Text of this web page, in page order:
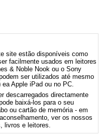
site estão disponíveis como
facilmente usados ​​em leitores
& Noble Nook ou o Sony
ser utilizados até mesmo
Apple iPad ou no PC.
descarregados directamente
baixá-los para o seu
ou cartão de memória - em
ver os nossos
livros e leitores.